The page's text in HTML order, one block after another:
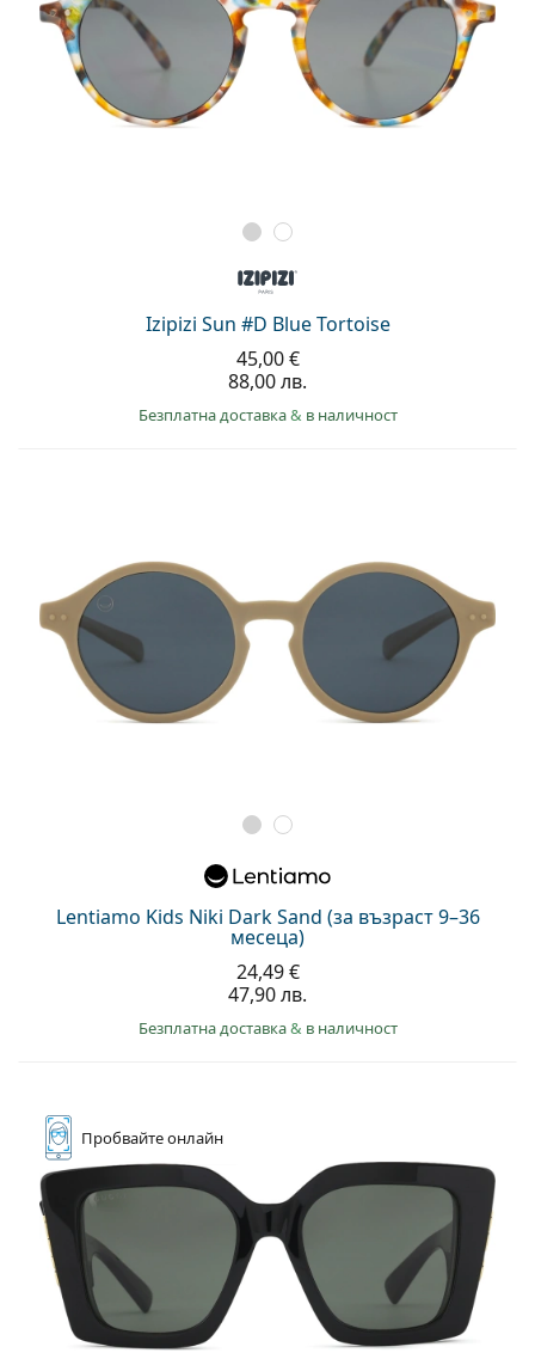
Izipizi Sun #D Blue Tortoise
45,00 €
88,00 лв.
Безплатна доставка& в наличност
Lentiamo Kids Niki Dark Sand (за възраст 9–36
месеца)
24,49 €
47,90 лв.
Безплатна доставка& в наличност
Пробвайтеонлайн